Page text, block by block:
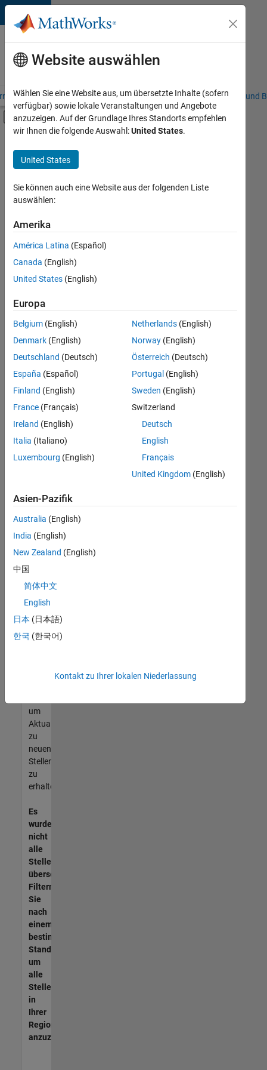
Weiter zum Inhalt
Karriere
bei
MathWorks
– Übersicht Stellensuche Niederlassungen Studierende und
Umschaltung für Off-Canvas-
Hauptinhalt
Education Sales
Inside Sales
Marketing Communications
Marketing Services
Business Model Team
Finance and Operations
Human Resources
+6
Derzeit
es
keine
offenen
Stellen,
Ihren
Suchkriterien
entsprechen.
können
die
Suchkriterien
weiter
fassen
oder
alle
Stellenangebote
anzeigen .
noch
keine
offenen
Stellen
können,
die
Ihren
entsprechen,
werden
unseres
um
Aktualisierungen
zu
neuen
Stellenangeboten
zu
erhalten.
Es
wurden
nicht
alle
Stellen
übersetzt.
Filtern
Sie
nach
einem
bestimmten
Standort,
um
alle
Stellenangebote
in
Ihrer
Region
anzuzeigen.
Website auswählen
Wählen Sie eine Website aus, um übersetzte Inhalte (sofern
verfügbar) sowie lokale Veranstaltungen und Angebote
anzuzeigen. Auf der Grundlage Ihres Standorts empfehlen
wir Ihnen die folgende Auswahl:United States.
United States
Sie können auch eine Website aus der folgenden Liste
auswählen:
Amerika
América Latina (Español)
Canada (English)
United States (English)
Europa
Belgium (English)
Denmark (English)
Deutschland (Deutsch)
España (Español)
Finland (English)
France (Français)
Ireland (English)
Italia (Italiano)
Luxembourg (English)
Netherlands(English)
Norway(English)
Österreich (Deutsch)
Portugal (English)
Sweden (English)
Switzerland
Deutsch
English
Français
United Kingdom(English)
Asien-Pazifik
Australia (English)
India (English)
New Zealand (English)
中国
简体中文
English
日本 (日本語)
한국 (한국어)
Kontakt zu Ihrer lokalen Niederlassung